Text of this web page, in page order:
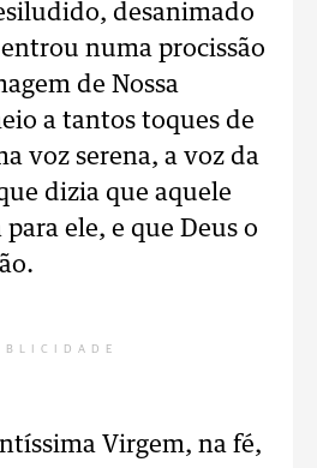
desanimado
numa procissão
de Nossa
a tantos toques de
voz serena, a voz da
dizia que aquele
ele, e que Deus o
Virgem, na fé,